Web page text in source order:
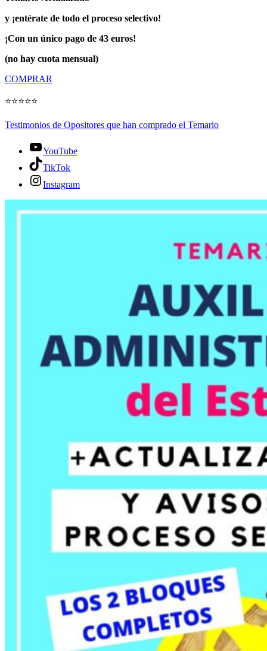
y ¡entérate de todo el proceso selectivo!
¡Con un único pago de 43 euros!
(no hay cuota mensual)
COMPRAR
⭐⭐⭐⭐⭐
Testimonios de Opositores que han comprado el Temario
YouTube
TikTok
Instagram